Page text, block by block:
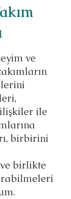
ve
ile
birbirini
birlikte